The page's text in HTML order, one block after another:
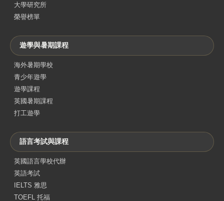
大學研究所
榮譽榜單
遊學與暑期課程
海外暑期學校
青少年遊學
遊學課程
英國暑期課程
打工遊學
語言考試與課程
英國語言學校代辦
英語考試
IELTS 雅思
TOEFL 托福